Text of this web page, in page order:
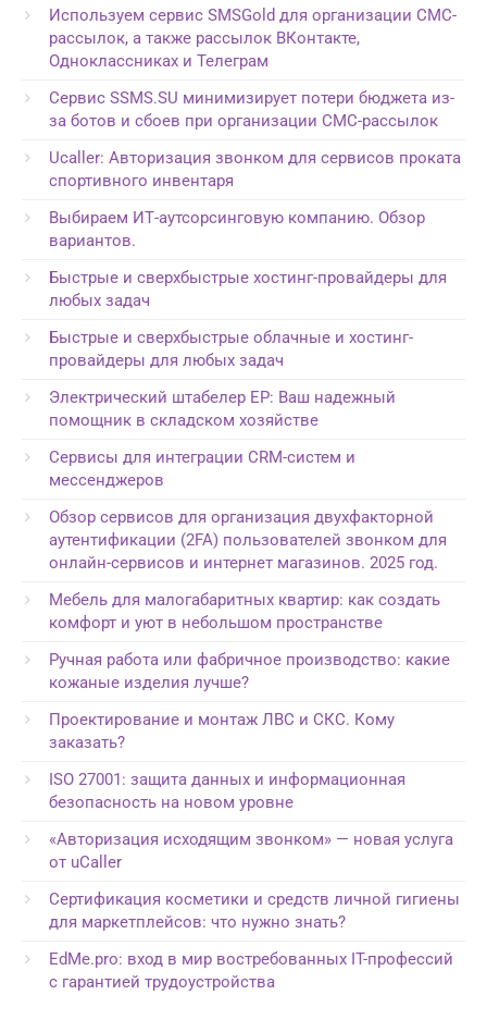
Используем сервис SMSGold для организации СМС-
рассылок, а также рассылок ВКонтакте,
Одноклассниках и Телеграм
Сервис SSMS.SU минимизирует потери бюджета из-
за ботов и сбоев при организации СМС-рассылок
Ucaller: Авторизация звонком для сервисов проката
спортивного инвентаря
Выбираем ИТ-аутсорсинговую компанию. Обзор
вариантов.
Быстрые и сверхбыстрые хостинг-провайдеры для
любых задач
Быстрые и сверхбыстрые облачные и хостинг-
провайдеры для любых задач
Электрический штабелер EP: Ваш надежный
помощник в складском хозяйстве
Сервисы для интеграции CRM-систем и
мессенджеров
Обзор сервисов для организация двухфакторной
аутентификации (2FA) пользователей звонком для
онлайн-сервисов и интернет магазинов. 2025 год.
Мебель для малогабаритных квартир: как создать
комфорт и уют в небольшом пространстве
Ручная работа или фабричное производство: какие
кожаные изделия лучше?
Проектирование и монтаж ЛВС и СКС. Кому
заказать?
ISO 27001: защита данных и информационная
безопасность на новом уровне
«Авторизация исходящим звонком» — новая услуга
от uCaller
Сертификация косметики и средств личной гигиены
для маркетплейсов: что нужно знать?
EdMe.pro: вход в мир востребованных IT-профессий
с гарантией трудоустройства